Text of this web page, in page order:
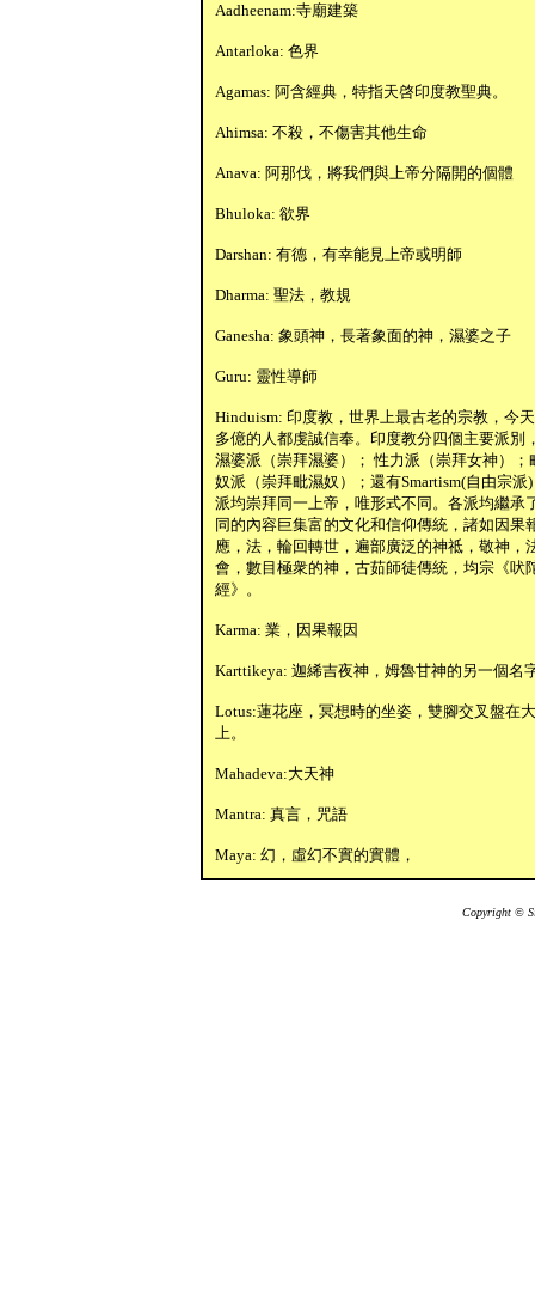
Aadheenam:寺廟建築
Antarloka: 色界
Agamas: 阿含經典，特指天啓印度教聖典。
Ahimsa: 不殺，不傷害其他生命
Anava: 阿那伐，將我們與上帝分隔開的個體
Bhuloka: 欲界
Darshan: 有德，有幸能見上帝或明師
Dharma: 聖法，教規
Ganesha: 象頭神，長著象面的神，濕婆之子
Guru: 靈性導師
Hinduism: 印度教，世界上最古老的宗教，今
多億的人都虔誠信奉。印度教分四個主要派別
濕婆派（崇拜濕婆）； 性力派（崇拜女神）；
奴派（崇拜毗濕奴）；還有Smartism(自由宗派
派均崇拜同一上帝，唯形式不同。各派均繼承
同的內容巨集富的文化和信仰傳統，諸如因果
應，法，輪回轉世，遍部廣泛的神祗，敬神，
會，數目極衆的神，古茹師徒傳統，均宗《吠
經》。
Karma: 業，因果報因
Karttikeya: 迦絺吉夜神，姆魯甘神的另一個名
Lotus:蓮花座，冥想時的坐姿，雙腳交叉盤在
上。
Mahadeva:大天神
Mantra: 真言，咒語
Maya: 幻，虛幻不實的實體，
Copyright ©